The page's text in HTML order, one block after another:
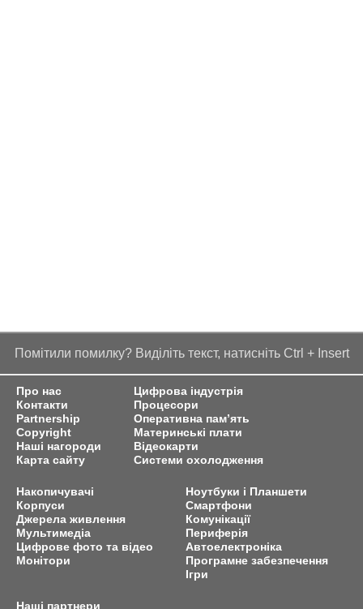
Помітили помилку? Виділіть текст, натисніть Ctrl + Insert
Про нас
Контакти
Partnership
Copyright
Наші нагороди
Карта сайту
Цифрова індустрія
Процесори
Оперативна пам’ять
Материнські плати
Відеокарти
Системи охолодження
Накопичувачі
Корпуси
Джерела живлення
Мультимедіа
Цифрове фото та відео
Монітори
Ноутбуки і Планшети
Смартфони
Комунікації
Периферія
Автоелектроніка
Програмне забезпечення
Ігри
Наші партнери